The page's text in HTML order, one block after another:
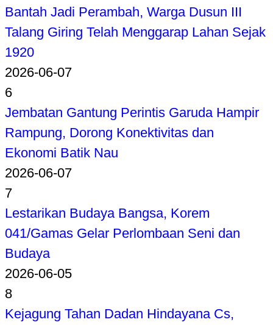
Bantah Jadi Perambah, Warga Dusun III
Talang Giring Telah Menggarap Lahan Sejak
1920
2026-06-07
6
Jembatan Gantung Perintis Garuda Hampir
Rampung, Dorong Konektivitas dan
Ekonomi Batik Nau
2026-06-07
7
Lestarikan Budaya Bangsa, Korem
041/Gamas Gelar Perlombaan Seni dan
Budaya
2026-06-05
8
Kejagung Tahan Dadan Hindayana Cs,